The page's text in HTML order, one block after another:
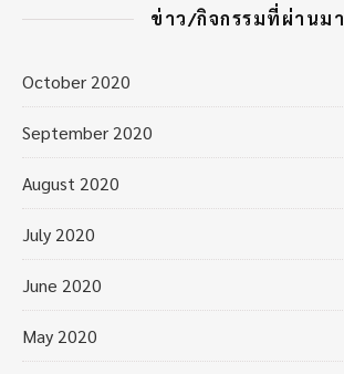
ข่าว/กิจกรรมที่ผ่านมา
October 2020
September 2020
August 2020
July 2020
June 2020
May 2020